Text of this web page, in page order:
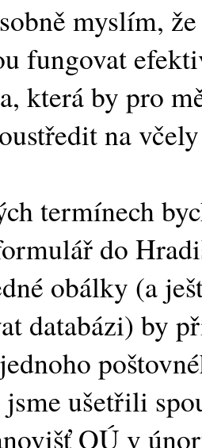
myslím,
fungovat
která by pro
na
termínech
do
obálky (a
databázi) by
ušetřili
OÚ v